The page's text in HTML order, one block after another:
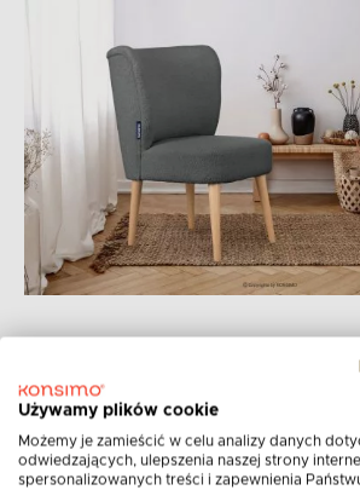
Używamy plików cookie
Możemy je zamieścić w celu analizy danych
odwiedzających, ulepszenia naszej strony
spersonalizowanych treści i zapewnienia